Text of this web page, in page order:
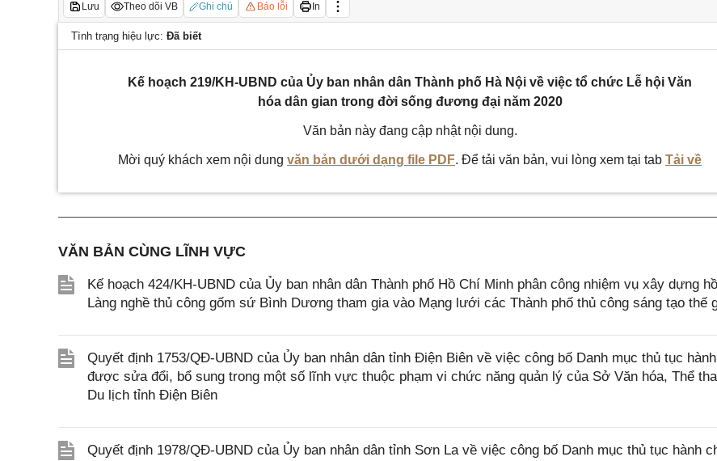
Lưu Theo dõi VB Ghi chú Báo lỗi In
Tình trạng hiệu lực: Đã biết
Kế hoạch 219/KH-UBND của Ủy ban nhân dân Thành phố Hà Nội về việc tổ chức Lễ hội Văn
hóa dân gian trong đời sống đương đại năm 2020
Văn bản này đang cập nhật nội dung.
Mời quý khách xem nội dung văn bản dưới dạng file PDF. Để tải văn bản, vui lòng xem tại tab Tải về
VĂN BẢN CÙNG LĨNH VỰC
Kế hoạch 424/KH-UBND của Ủy ban nhân dân Thành phố Hồ Chí Minh phân công nhiệm vụ xây dựng
Làng nghề thủ công gốm sứ Bình Dương tham gia vào Mạng lưới các Thành phố thủ công sáng tạo thế
Quyết định 1753/QĐ-UBND của Ủy ban nhân dân tỉnh Điện Biên về việc công bố Danh mục thủ tục
được sửa đổi, bổ sung trong một số lĩnh vực thuộc phạm vi chức năng quản lý của Sở Văn hóa, Thể
Du lịch tỉnh Điện Biên
Quyết định 1978/QĐ-UBND của Ủy ban nhân dân tỉnh Sơn La về việc công bố Danh mục thủ tục hành